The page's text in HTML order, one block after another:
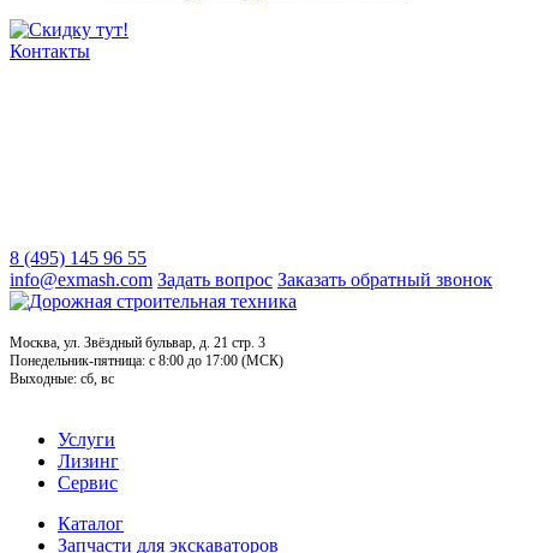
Контакты
8 (495) 145 96 55
info@exmash.com Задать вопрос Заказать обратный звонок
Москва, ул. Звёздный бульвар, д. 21 стр. 3
Понедельник-пятница: c 8:00 до 17:00 (МСК)
Выходные: сб, вс
Услуги
Лизинг
Сервис
Каталог
Запчасти для экскаваторов